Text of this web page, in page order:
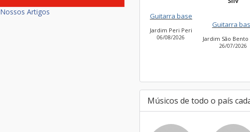
Nossos Artigos Guitarra base
Guitarra base
Jardim São Bento Novo
Vila
26/
Músicos de todo o país